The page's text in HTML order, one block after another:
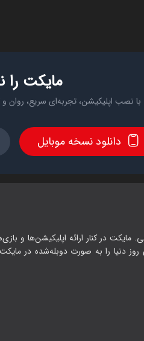
مایکت
با نصب اپلیکیشن، تجربه‌ای سریع، روان و
دانلود نسخه موبایل
مایکت در کنار ارائه اپلیکیشن‌ها و
دنیا را به صورت دوبله‌شده در